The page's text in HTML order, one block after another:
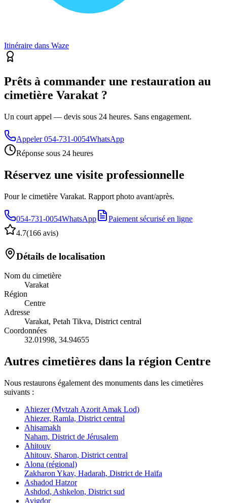
Itinéraire dans Waze
Prêts à commander une restauration au
cimetière Varakat ?
Un court appel — devis sous 24 heures. Sans engagement.
Appeler 054-731-0054WhatsApp
Réponse sous 24 heures
Réservez une visite professionnelle
Pour le cimetière Varakat. Rapport photo avant/après.
054-731-0054WhatsApp
Paiement sécurisé en ligne
4.7(166 avis)
Détails de localisation
Nom du cimetière
Varakat
Région
Centre
Adresse
Varakat, Petah Tikva, District central
Coordonnées
32.01998, 34.94655
Autres cimetières dans la région Centre
Nous restaurons également des monuments dans les cimetières
suivants :
Ahiezer (Mvtzah Azorit Amak Lod)
Ahiezer, Ramla, District central
Ahisamakh
Naham, District de Jérusalem
Ahitouv
Ahitouv, Sharon, District central
Alona (régional)
Zakharon Ykav, Hadarah, District de Haïfa
Ashadod Hatzor
Ashdod, Ashkelon, District sud
Avigdor